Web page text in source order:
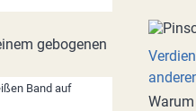
Band auf